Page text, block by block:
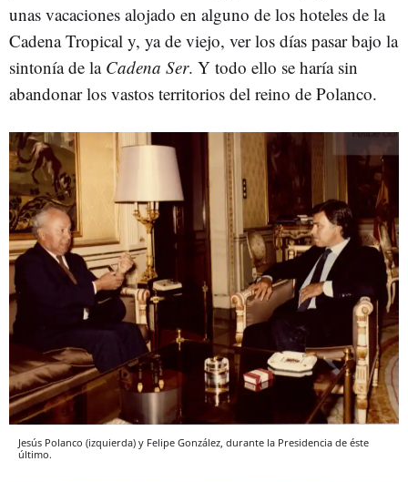
unas vacaciones alojado en alguno de los hoteles de la
Cadena Tropical y, ya de viejo, ver los días pasar bajo la
sintonía de la Cadena Ser. Y todo ello se haría sin
abandonar los vastos territorios del reino de Polanco.
Jesús Polanco (izquierda) y Felipe González, durante la Presidencia de éste
último.